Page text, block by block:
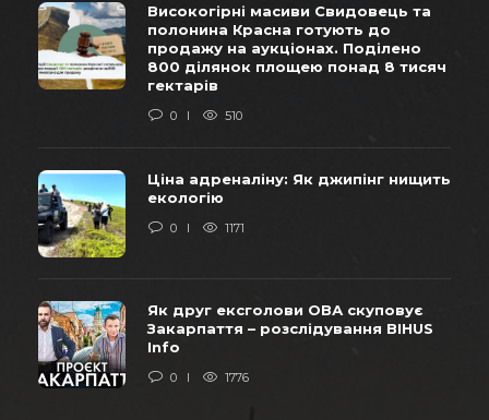
Високогірні масиви Свидовець та
полонина Красна готують до
продажу на аукціонах. Поділено
800 ділянок площею понад 8 тисяч
гектарів
0 510
Ціна адреналіну: Як джипінг нищить
екологію
0 1171
Як друг ексголови ОВА скуповує
Закарпаття – розслідування BIHUS
Info
0 1776